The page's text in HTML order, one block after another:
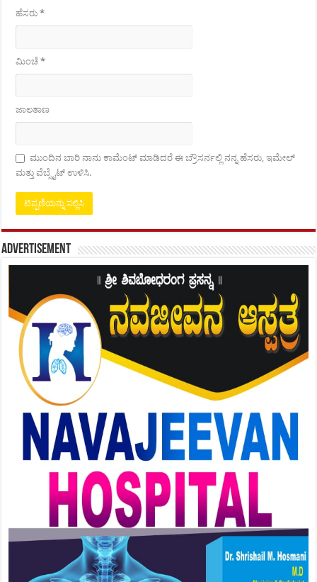
ಹೆಸರು*
ಮಿಂಚೆ*
ಜಾಲತಾಣ
ಮುಂದಿನ ಬಾರಿ ನಾನು ಕಾಮೆಂಟ್ ಮಾಡಿದರೆ ಈ ಬ್ರೌಸರ್ನಲ್ಲಿ ನನ್ನ ಹೆಸರು, ಇಮೇಲ್
ಮತ್ತು ವೆಬ್ಸೈಟ್ ಉಳಿಸಿ.
Advertisement